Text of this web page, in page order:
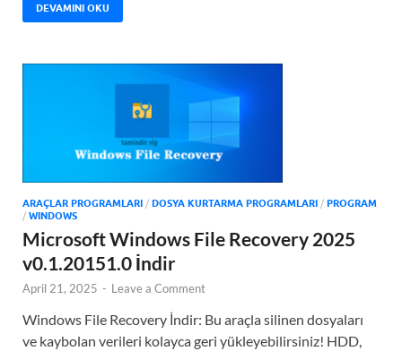
DEVAMINI OKU
ARAÇLAR PROGRAMLARI / DOSYA KURTARMA PROGRAMLARI / PROGRAM
/ WINDOWS
Microsoft Windows File Recovery 2025
v0.1.20151.0 İndir
April 21, 2025 - Leave a Comment
Windows File Recovery İndir: Bu araçla silinen dosyaları
ve kaybolan verileri kolayca geri yükleyebilirsiniz! HDD,